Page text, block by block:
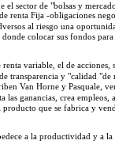
el sector de "bolsas y
renta Fija -obligaciones
al riesgo una
colocar sus fondos
variable, el de
transparencia y "calidad "de
Van Horne y Pasquale,
las ganancias, crea
producto que se fabrica y
a la productividad y a